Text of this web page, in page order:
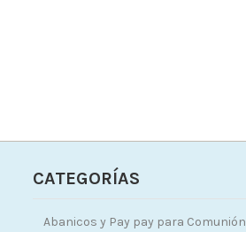
CATEGORÍAS
Abanicos y Pay pay para Comunión